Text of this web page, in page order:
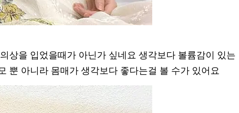
상을 입었을때가 아닌가 싶네요 생각보다 볼륨감이 있는
뿐 아니라 몸매가 생각보다 좋다는걸 볼 수가 있어요